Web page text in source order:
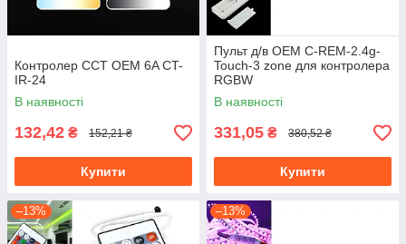
Контролер CCT OEM 6A CT-
IR-24
В наявності
132,42 ₴ 152,21 ₴
Купити
Пульт д/в OEM C-REM-2.4g-
Touch-3 zone для контролера
RGBW
В наявності
331,05 ₴ 380,52 ₴
Купити
–13% –13%